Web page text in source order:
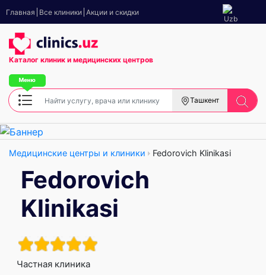
Главная Все клиники Акции и скидки
Каталог клиник и медицинских центров
Ташкент
Медицинские центры и клиники Fedorovich Klinikasi
Fedorovich
Klinikasi
Частная клиника